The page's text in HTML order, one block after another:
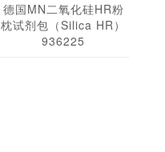
德国MN二氧化硅HR粉
枕试剂包（Silica HR）
936225